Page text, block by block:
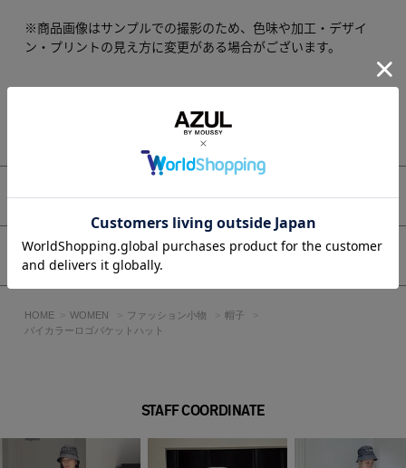
※商品画像はサンプルでの撮影のため、色味や加工・デザイ
ン・プリントの見え方に変更がある場合がございます。
もっと見る
アイテムサイズ
シェア
HOME WOMEN ファッション小物
帽子
バイカラーロゴバケットハット
STAFF COORDINATE